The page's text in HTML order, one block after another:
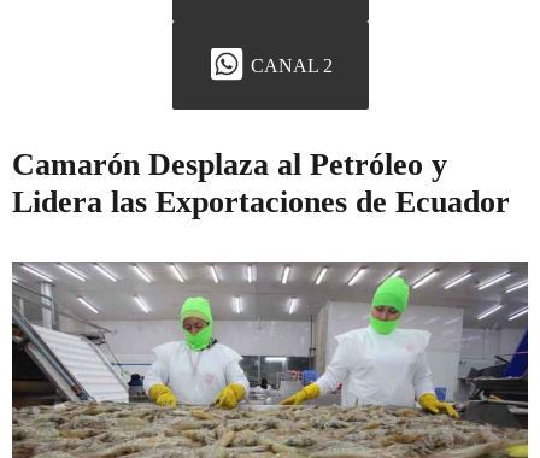
CANAL 2
Camarón Desplaza al Petróleo y
Lidera las Exportaciones de Ecuador